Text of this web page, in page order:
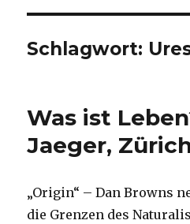
Schlagwort:
Was ist
Jaeger,
„Origin“ – Dan Browns
die Grenzen des